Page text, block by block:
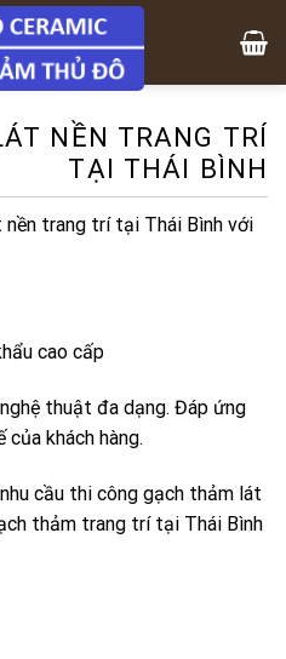
NỀN TRANG TRÍ
TẠI THÁI BÌNH
trang trí tại Thái Bình với
cao cấp
thuật đa dạng. Đáp ứng
khách hàng.
cầu thi công gạch thảm lát
thảm trang trí tại Thái Bình